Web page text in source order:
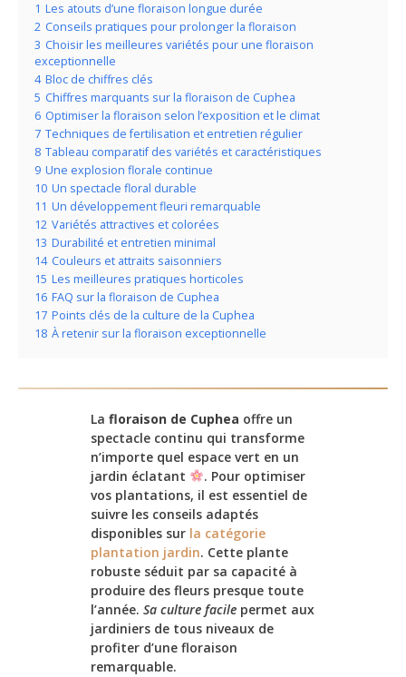
1 Les atouts d’une floraison longue durée
2 Conseils pratiques pour prolonger la floraison
3 Choisir les meilleures variétés pour une floraison
exceptionnelle
4 Bloc de chiffres clés
5 Chiffres marquants sur la floraison de Cuphea
6 Optimiser la floraison selon l’exposition et le climat
7 Techniques de fertilisation et entretien régulier
8 Tableau comparatif des variétés et caractéristiques
9 Une explosion florale continue
10 Un spectacle floral durable
11 Un développement fleuri remarquable
12 Variétés attractives et colorées
13 Durabilité et entretien minimal
14 Couleurs et attraits saisonniers
15 Les meilleures pratiques horticoles
16 FAQ sur la floraison de Cuphea
17 Points clés de la culture de la Cuphea
18 À retenir sur la floraison exceptionnelle
La floraison de Cuphea offre un
spectacle continu qui transforme
n’importe quel espace vert en un
jardin éclatant
. Pour optimiser
vos plantations, il est essentiel de
suivre les conseils adaptés
disponibles sur la catégorie
plantation jardin. Cette plante
robuste séduit par sa capacité à
produire des fleurs presque toute
l’année. Sa culture facile permet aux
jardiniers de tous niveaux de
profiter d’une floraison
remarquable.